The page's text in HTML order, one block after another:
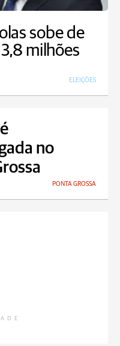
sobe de
milhões
ELEIÇÕES
no
PONTA GROSSA